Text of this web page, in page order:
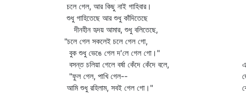
চলে গেল, আর কিছু নাই গাহিবার।
শুধু গাহিতেছে আর শুধু কাঁদিতেছে
দীনহীন হৃদয় আমার, শুধু বলিতেছে,
"চলে গেল সকলেই চলে গেল গো,
বুক শুধু ভেঙে গেল দ'লে গেল গো।"
বসন্ত চলিয়া গেলে বর্ষা কেঁদে কেঁদে বলে,
"ফুল গেল, পাখি গেল--
আমি শুধু রহিলাম, সবই গেল গো।"